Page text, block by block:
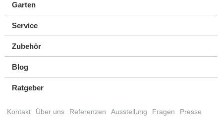
Garten
Service
Zubehör
Blog
Ratgeber
Kontakt Über uns Referenzen Ausstellung Fragen
Presse